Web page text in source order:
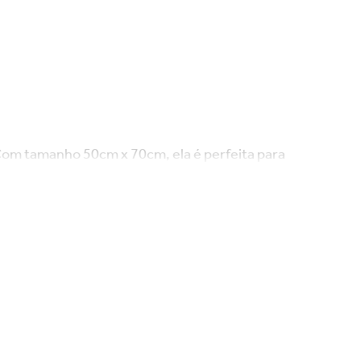
tamanho 50cm x 70cm, ela é perfeita para
É a escolha ideal tanto para uso diário quanto